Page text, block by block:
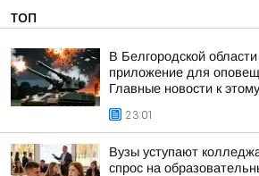
ТОП
В Белгородской
приложение для
Главные новости к
23:01
Вузы уступают
спрос на